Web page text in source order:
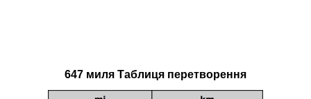
647 миля Таблиця перетворення